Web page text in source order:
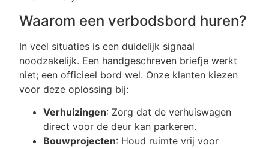
Waarom een verbodsbord huren?
In veel situaties is een duidelijk signaal
noodzakelijk. Een handgeschreven briefje werkt
niet; een officieel bord wel. Onze klanten kiezen
voor deze oplossing bij:
Verhuizingen: Zorg dat de verhuiswagen
direct voor de deur kan parkeren.
Bouwprojecten: Houd ruimte vrij voor